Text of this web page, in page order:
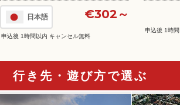
€302～
日本語
申込後 1時間以内 キャンセル無料
申込後 1時
行き先・遊び方で選ぶ